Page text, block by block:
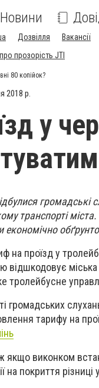
Новини
Дозвілля Вакансії
прозорість JTI
80 копійок?
2018 р.
у
громадські
транспорті
економічно
на проїзд у
відшкодовує
тролейбусне
громадських
тарифу на
якщо виконком
на покриття різниці